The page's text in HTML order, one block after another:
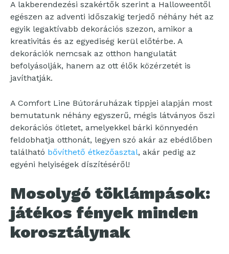
A lakberendezési szakértők szerint a Halloweentől
egészen az adventi időszakig terjedő néhány hét az
egyik legaktívabb dekorációs szezon, amikor a
kreativitás és az egyediség kerül előtérbe. A
dekorációk nemcsak az otthon hangulatát
befolyásolják, hanem az ott élők közérzetét is
javíthatják.
A Comfort Line Bútoráruházak tippjei alapján most
bemutatunk néhány egyszerű, mégis látványos őszi
dekorációs ötletet, amelyekkel bárki könnyedén
feldobhatja otthonát, legyen szó akár az ebédlőben
található bővíthető étkezőasztal, akár pedig az
egyéni helyiségek díszítéséről!
Mosolygó töklámpások:
játékos fények minden
korosztálynak